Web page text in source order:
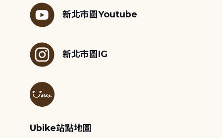
新北市圖Youtube
新北市圖IG
Ubike站點地圖